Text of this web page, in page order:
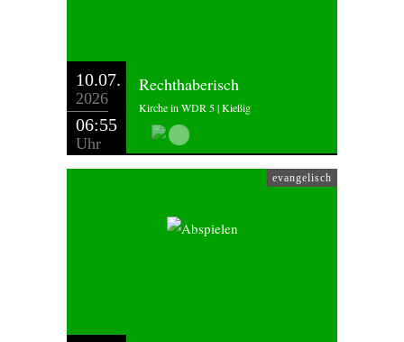
10.07.
2026
06:55
Uhr
Rechthaberisch
Kirche in WDR 5 | Kießig
evangelisch